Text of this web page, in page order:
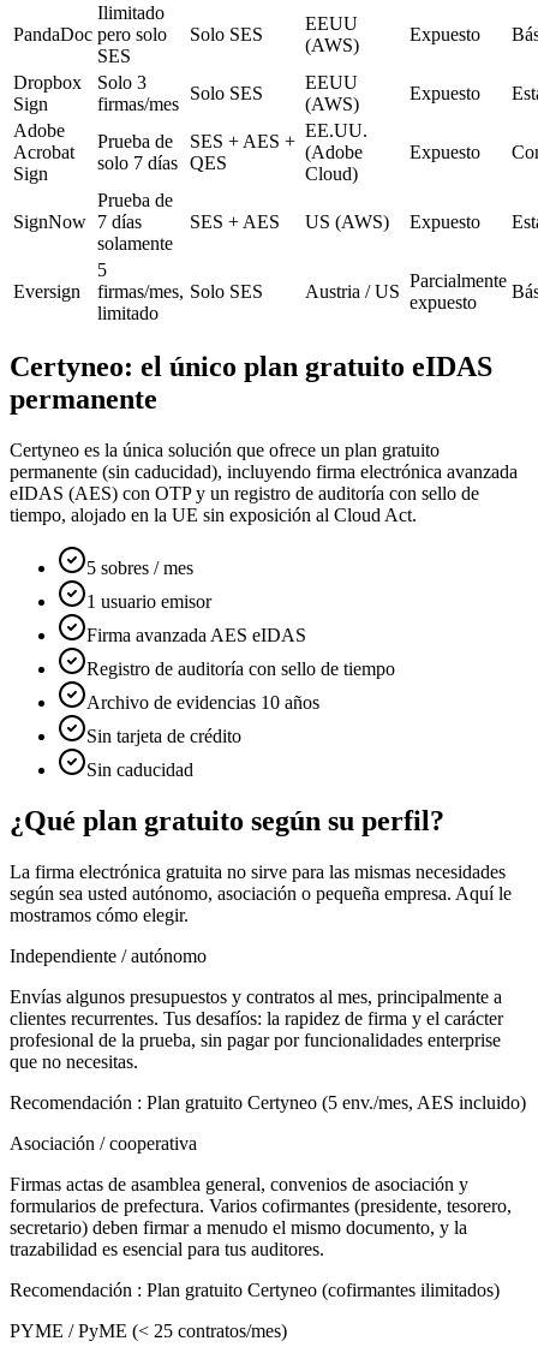
PandaDoc
Ilimitado
pero solo
SES
Solo SES
EEUU
(AWS)
Expuesto
Dropbox
Sign
Solo 3
firmas/mes
Solo SES
EEUU
(AWS)
Expuesto
Adobe
Acrobat
Sign
Prueba de
solo 7 días
SES + AES +
QES
EE.UU.
(Adobe
Cloud)
Expuesto
SignNow
Prueba de
7 días
solamente
SES + AES US (AWS) Expuesto
Eversign
5
firmas/mes,
limitado
Solo SES Austria / US
Parcialmente
expuesto
Certyneo: el único plan gratuito eIDAS
permanente
Certyneo es la única solución que ofrece un plan gratuito
permanente (sin caducidad), incluyendo firma electrónica avanzada
eIDAS (AES) con OTP y un registro de auditoría con sello de
tiempo, alojado en la UE sin exposición al Cloud Act.
5 sobres / mes
1 usuario emisor
Firma avanzada AES eIDAS
Registro de auditoría con sello de tiempo
Archivo de evidencias 10 años
Sin tarjeta de crédito
Sin caducidad
¿Qué plan gratuito según su perfil?
La firma electrónica gratuita no sirve para las mismas necesidades
según sea usted autónomo, asociación o pequeña empresa. Aquí le
mostramos cómo elegir.
Independiente / autónomo
Envías algunos presupuestos y contratos al mes, principalmente a
clientes recurrentes. Tus desafíos: la rapidez de firma y el carácter
profesional de la prueba, sin pagar por funcionalidades enterprise
que no necesitas.
Recomendación : Plan gratuito Certyneo (5 env./mes, AES incluido)
Asociación / cooperativa
Firmas actas de asamblea general, convenios de asociación y
formularios de prefectura. Varios cofirmantes (presidente, tesorero,
secretario) deben firmar a menudo el mismo documento, y la
trazabilidad es esencial para tus auditores.
Recomendación : Plan gratuito Certyneo (cofirmantes ilimitados)
PYME / PyME (< 25 contratos/mes)